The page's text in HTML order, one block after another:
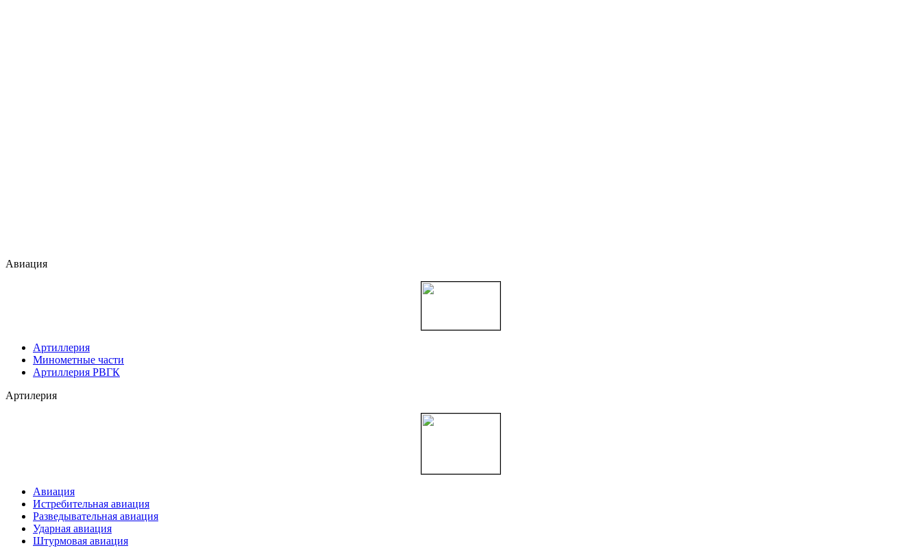
Авиация
Артиллерия
Минометные части
Артиллерия РВГК
Артилерия
Авиация
Истребительная авиация
Разведывательная авиация
Ударная авиация
Штурмовая авиация